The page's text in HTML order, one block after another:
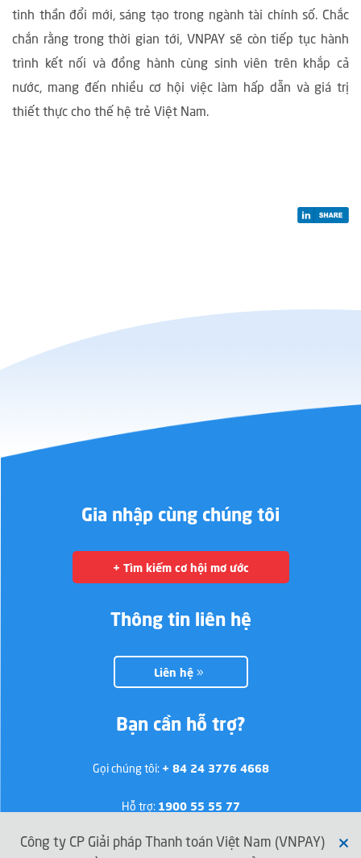
tinh thần đổi mới, sáng tạo trong ngành tài chính số. Chắc
chắn rằng trong thời gian tới, VNPAY sẽ còn tiếp tục hành
trình kết nối và đồng hành cùng sinh viên trên khắp cả
nước, mang đến nhiều cơ hội việc làm hấp dẫn và giá trị
thiết thực cho thế hệ trẻ Việt Nam.
Gia nhập cùng chúng tôi
+ Tìm kiếm cơ hội mơ ước
Thông tin liên hệ
Liên hệ
Bạn cần hỗ trợ?
Gọi chúng tôi: + 84 24 3776 4668
Hỗ trợ: 1900 55 55 77
Công ty CP Giải pháp Thanh toán Việt Nam (VNPAY)